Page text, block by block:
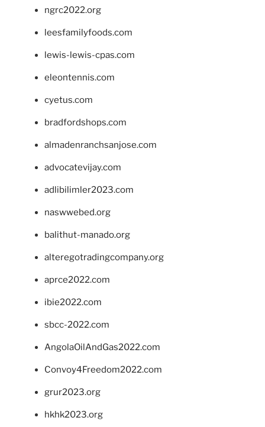
ngrc2022.org
leesfamilyfoods.com
lewis-lewis-cpas.com
eleontennis.com
cyetus.com
bradfordshops.com
almadenranchsanjose.com
advocatevijay.com
adlibilimler2023.com
naswwebed.org
balithut-manado.org
alteregotradingcompany.org
aprce2022.com
ibie2022.com
sbcc-2022.com
AngolaOilAndGas2022.com
Convoy4Freedom2022.com
grur2023.org
hkhk2023.org